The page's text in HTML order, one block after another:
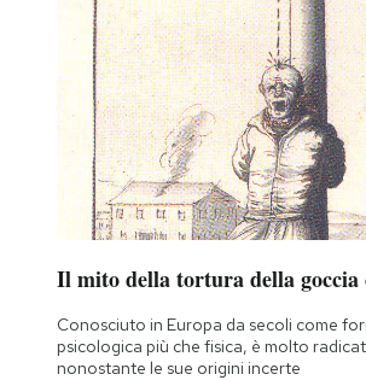
Il mito della tortura della goccia
Conosciuto in Europa da secoli come
psicologica più che fisica, è molto
nonostante le sue origini incerte